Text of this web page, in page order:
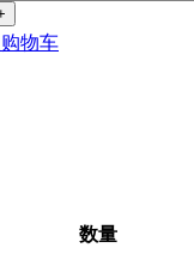
物车
数量